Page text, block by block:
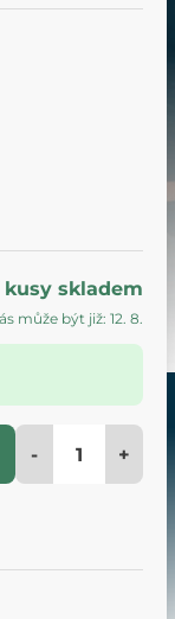
kusy skladem
může být již: 12. 8.
- +